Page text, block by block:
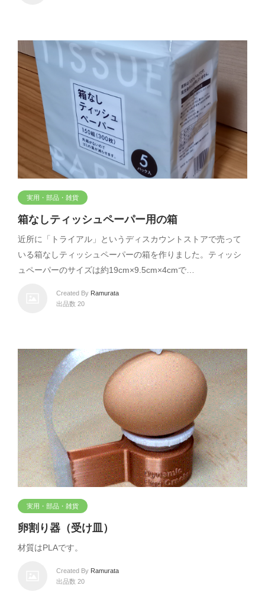
実用・部品・雑貨
箱なしティッシュペーパー用の箱
近所に「トライアル」というディスカウントストアで売って
いる箱なしティッシュペーパーの箱を作りました。ティッシ
ュペーパーのサイズは約19cm×9.5cm×4cmで…
Created By Ramurata
出品数 20
実用・部品・雑貨
卵割り器（受け皿）
材質はPLAです。
Created By Ramurata
出品数 20